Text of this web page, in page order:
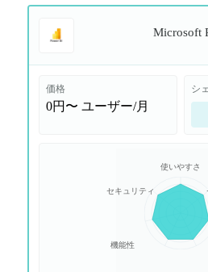
Microsoft
価格
0円〜 ユーザー/月
シ
使いやすさ
機能性
セキュリティ